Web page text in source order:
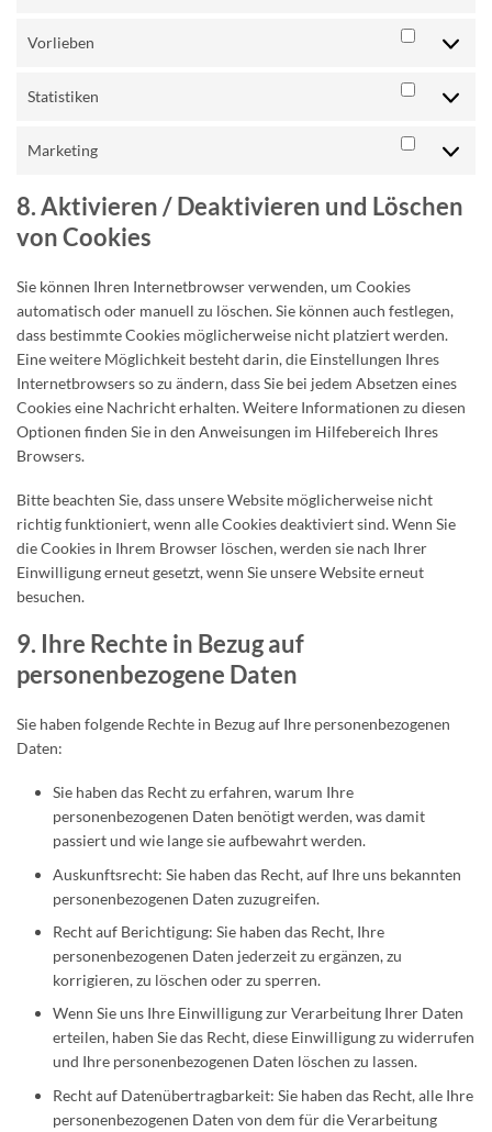
Vorlieben Vorlieben
Statistiken
Marketing Marketing
8. Aktivieren / Deaktivieren und Löschen
von Cookies
Sie können Ihren Internetbrowser verwenden, um Cookies
automatisch oder manuell zu löschen. Sie können auch festlegen,
dass bestimmte Cookies möglicherweise nicht platziert werden.
Eine weitere Möglichkeit besteht darin, die Einstellungen Ihres
Internetbrowsers so zu ändern, dass Sie bei jedem Absetzen eines
Cookies eine Nachricht erhalten. Weitere Informationen zu diesen
Optionen finden Sie in den Anweisungen im Hilfebereich Ihres
Browsers.
Bitte beachten Sie, dass unsere Website möglicherweise nicht
richtig funktioniert, wenn alle Cookies deaktiviert sind. Wenn Sie
die Cookies in Ihrem Browser löschen, werden sie nach Ihrer
Einwilligung erneut gesetzt, wenn Sie unsere Website erneut
besuchen.
9. Ihre Rechte in Bezug auf
personenbezogene Daten
Sie haben folgende Rechte in Bezug auf Ihre personenbezogenen
Daten:
Sie haben das Recht zu erfahren, warum Ihre
personenbezogenen Daten benötigt werden, was damit
passiert und wie lange sie aufbewahrt werden.
Auskunftsrecht: Sie haben das Recht, auf Ihre uns bekannten
personenbezogenen Daten zuzugreifen.
Recht auf Berichtigung: Sie haben das Recht, Ihre
personenbezogenen Daten jederzeit zu ergänzen, zu
korrigieren, zu löschen oder zu sperren.
Wenn Sie uns Ihre Einwilligung zur Verarbeitung Ihrer Daten
erteilen, haben Sie das Recht, diese Einwilligung zu widerrufen
und Ihre personenbezogenen Daten löschen zu lassen.
Recht auf Datenübertragbarkeit: Sie haben das Recht, alle Ihre
personenbezogenen Daten von dem für die Verarbeitung